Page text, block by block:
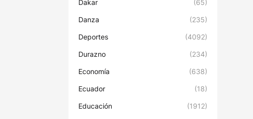
Dakar (65)
Danza (235)
Deportes (4092)
Durazno (234)
Economía (638)
Ecuador (18)
Educación (1912)